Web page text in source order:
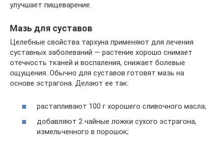
улучшает пищеварение.
Мазь для суставов
Целебные свойства тархуна применяют для лечения
суставных заболеваний — растение хорошо снимает
отечность тканей и воспаления, снижает болевые
ощущения. Обычно для суставов готовят мазь на
основе эстрагона. Делают ее так:
растапливают 100 г хорошего сливочного масла;
добавляют 2 чайные ложки сухого эстрагона,
измельченного в порошок;